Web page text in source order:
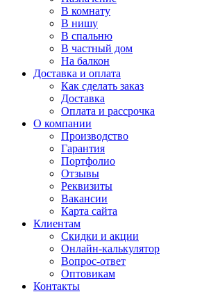
В комнату
В нишу
В спальню
В частный дом
На балкон
Доставка и оплата
Как сделать заказ
Доставка
Оплата и рассрочка
О компании
Производство
Гарантия
Портфолио
Отзывы
Реквизиты
Вакансии
Карта сайта
Клиентам
Скидки и акции
Онлайн-калькулятор
Вопрос-ответ
Оптовикам
Контакты